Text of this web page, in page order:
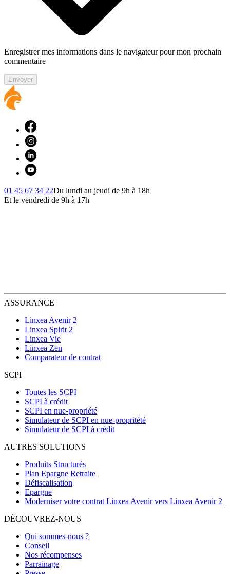
Enregistrer mes informations dans le navigateur pour mon prochain
commentaire
Envoyer
01 45 67 34 22Du lundi au jeudi de 9h à 18h
Et le vendredi de 9h à 17h
ASSURANCE
Linxea Avenir 2
Linxea Spirit 2
Linxea Vie
Linxea Zen
Comparateur de contrat
SCPI
Toutes les SCPI
SCPI à crédit
SCPI en nue-propriété
Simulateur de SCPI en nue-propritété
Simulateur de SCPI à crédit
AUTRES SOLUTIONS
Produits Structurés
Plan Epargne Retraite
Défiscalisation
Epargne
Moderniser votre contrat Linxea Avenir vers Linxea Avenir 2
DÉCOUVREZ-NOUS
Qui sommes-nous ?
Conseil
Nos récompenses
Parrainage